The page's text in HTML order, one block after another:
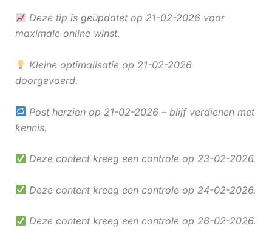
Deze tip is geüpdatet op 21-02-2026 voor
maximale online winst.
Kleine optimalisatie op 21-02-2026
doorgevoerd.
Post herzien op 21-02-2026 – blijf verdienen met
kennis.
Deze content kreeg een controle op 23-02-2026.
Deze content kreeg een controle op 24-02-2026.
Deze content kreeg een controle op 26-02-2026.